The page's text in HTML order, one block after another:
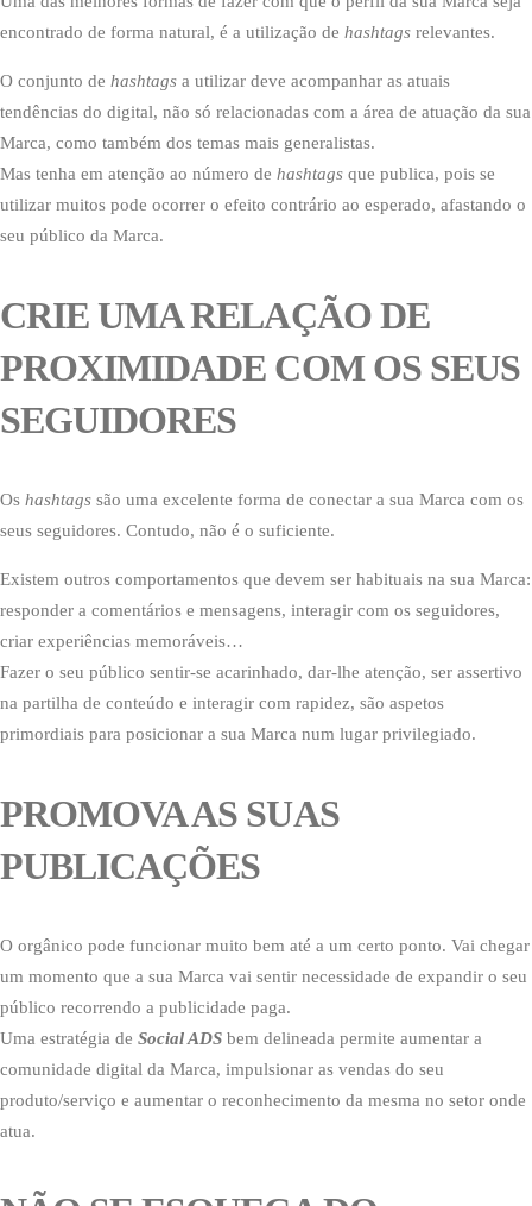
encontrado de forma natural, é a utilização de hashtags relevantes.
O conjunto de hashtags a utilizar deve acompanhar as atuais
tendências do digital, não só relacionadas com a área de atuação da sua
Marca, como também dos temas mais generalistas.
Mas tenha em atenção ao número de hashtags que publica, pois se
utilizar muitos pode ocorrer o efeito contrário ao esperado, afastando o
seu público da Marca.
CRIE UMA RELAÇÃO DE
PROXIMIDADE COM OS SEUS
SEGUIDORES
Os hashtags são uma excelente forma de conectar a sua Marca com os
seus seguidores. Contudo, não é o suficiente.
Existem outros comportamentos que devem ser habituais na sua Marca:
responder a comentários e mensagens, interagir com os seguidores,
criar experiências memoráveis…
Fazer o seu público sentir-se acarinhado, dar-lhe atenção, ser assertivo
na partilha de conteúdo e interagir com rapidez, são aspetos
primordiais para posicionar a sua Marca num lugar privilegiado.
PROMOVA AS SUAS
PUBLICAÇÕES
O orgânico pode funcionar muito bem até a um certo ponto. Vai chegar
um momento que a sua Marca vai sentir necessidade de expandir o seu
público recorrendo a publicidade paga.
Uma estratégia de Social ADS bem delineada permite aumentar a
comunidade digital da Marca, impulsionar as vendas do seu
produto/serviço e aumentar o reconhecimento da mesma no setor onde
atua.